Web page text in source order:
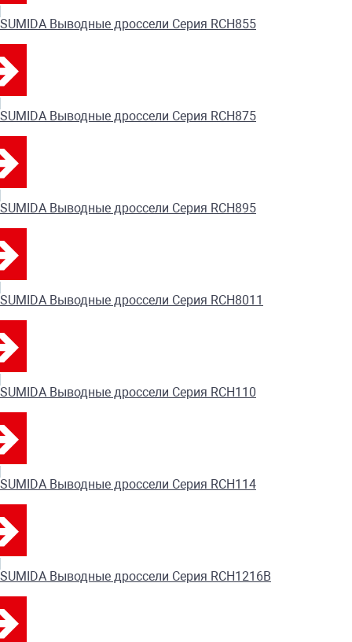
SUMIDA Выводные дроссели Серия RCH855
SUMIDA Выводные дроссели Серия RCH875
SUMIDA Выводные дроссели Серия RCH895
SUMIDA Выводные дроссели Серия RCH8011
SUMIDA Выводные дроссели Серия RCH110
SUMIDA Выводные дроссели Серия RCH114
SUMIDA Выводные дроссели Серия RCH1216B